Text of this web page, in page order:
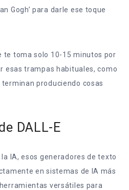
Gogh’ para darle ese toque
te toma solo 10-15 minutos por
esas trampas habituales, como
produciendo cosas
DALL-E
IA, esos generadores de texto
en sistemas de IA más
versátiles para